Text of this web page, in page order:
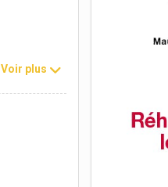
Voir plus
Léna Bojko